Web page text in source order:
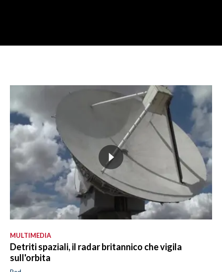
MULTIMEDIA
Detriti spaziali, il radar britannico che vigila
sull'orbita